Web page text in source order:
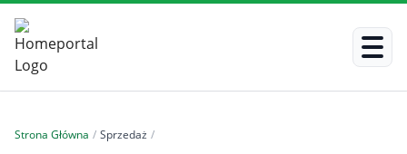
Strona Główna / Sprzedaż /